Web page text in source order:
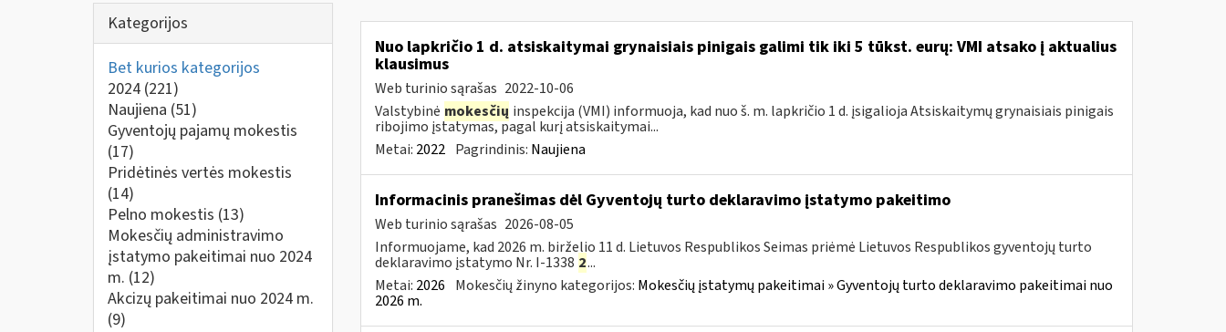
Kategorijos
Bet kurios kategorijos
2024 (221)
Naujiena (51)
Gyventojų pajamų mokestis
(17)
Pridėtinės vertės mokestis
(14)
Pelno mokestis (13)
Mokesčių administravimo
įstatymo pakeitimai nuo 2024
m. (12)
Akcizų pakeitimai nuo 2024 m.
(9)
Nuo lapkričio 1 d. atsiskaitymai grynaisiais pinigais galimi tik iki 5 tūkst. eurų: VMI atsako į aktualius
klausimus
Web turinio sąrašas 2022-10-06
Valstybinė mokesčių inspekcija (VMI) informuoja, kad nuo š. m. lapkričio 1 d. įsigalioja Atsiskaitymų grynaisiais pinigais
ribojimo įstatymas, pagal kurį atsiskaitymai...
Metai: 2022 Pagrindinis: Naujiena
Informacinis pranešimas dėl Gyventojų turto deklaravimo įstatymo pakeitimo
Web turinio sąrašas 2026-08-05
Informuojame, kad 2026 m. birželio 11 d. Lietuvos Respublikos Seimas priėmė Lietuvos Respublikos gyventojų turto
deklaravimo įstatymo Nr. I-1338 2...
Metai: 2026 Mokesčių žinyno kategorijos: Mokesčių įstatymų pakeitimai » Gyventojų turto deklaravimo pakeitimai nuo
2026 m.